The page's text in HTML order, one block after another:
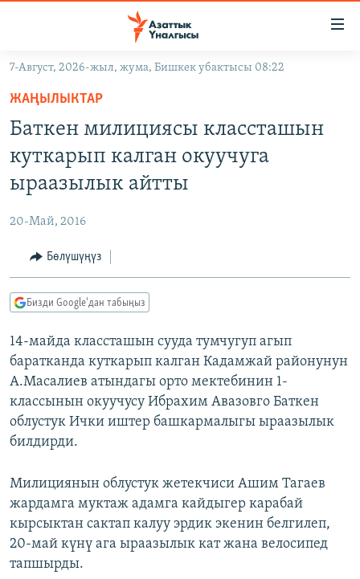
Навигацияга
өтүңүз
Издөөгө
салыңыз
МАДАНИЯТ
УКРАИНА
ТВ ПРОГРАММАЛАР
БҮГҮН АЗАТТЫКТА
ДАНИСТЕ
ЭЖЕ-СИҢДИЛЕР
АЗАТТЫК+
ЫҢГАЙСЫЗ СУРООЛОР
ПОДКАСТ
ОНЛАЙН ШЕРИНЕ
ЭЕ/АРнун бардык сайттары
7-Август, 2026-жыл, жума, Бишкек убактысы 08:22
ЖАҢЫЛЫКТАР
Баткен милициясы классташын
куткарып калган окуучуга
ыраазылык айтты
20-Май, 2016
Бөлүшүңүз
Бизди Google'дан табыңыз
14-майда классташын сууда тумчугуп агып
баратканда куткарып калган Кадамжай районунун
А.Масалиев атындагы орто мектебинин 1-
классынын окуучусу Ибрахим Авазовго Баткен
облустук Ички иштер башкармалыгы ыраазылык
билдирди.
Милициянын облустук жетекчиси Ашим Тагаев
жардамга муктаж адамга кайдыгер карабай
кырсыктан сактап калуу эрдик экенин белгилеп,
20-май күнү ага ыраазылык кат жана велосипед
тапшырды.